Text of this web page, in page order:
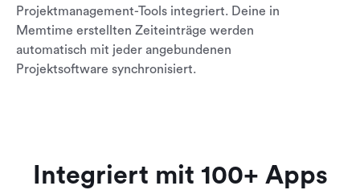
Projektmanagement-Tools integriert. Deine in
Memtime erstellten Zeiteinträge werden
automatisch mit jeder angebundenen
Projektsoftware synchronisiert.
Integriert mit 100+ Apps